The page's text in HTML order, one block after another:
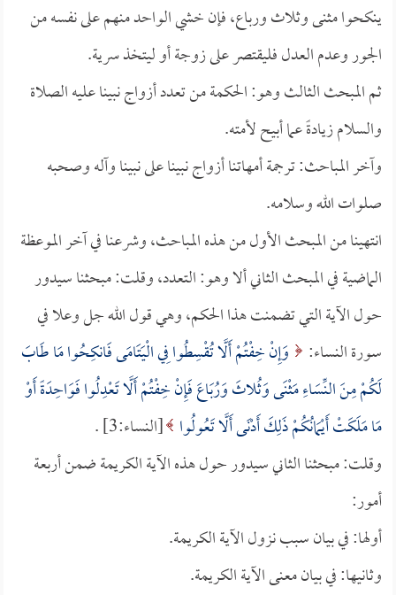
ينكحوا مثنى وثلاث ورباع، فإن خشي الواحد منهم على نفسه من
الجور وعدم العدل فليقتصر على زوجة أو ليتخذ سرية.
ثم المبحث الثالث وهو: الحكمة من تعدد أزواج نبينا عليه الصلاة
والسلام زيادةً عما أبيح لأمته.
وآخر المباحث: ترجمة أمهاتنا أزواج نبينا على نبينا وآله وصحبه
صلوات الله وسلامه.
انتهينا من المبحث الأول من هذه المباحث، وشرعنا في آخر الموعظة
الماضية في المبحث الثاني ألا وهو: التعدد، وقلت: مبحثنا سيدور
حول الآية التي تضمنت هذا الحكم، وهي قول الله جل وعلا في
سورة النساء:
وَإِنْ خِفْتُمْ أَلَّا تُقْسِطُوا فِي الْيَتَامَى فَانكِحُوا مَا طَابَ
لَكُمْ مِنَ النِّسَاءِ مَثْنَى وَثُلاثَ وَرُبَاعَ فَإِنْ خِفْتُمْ أَلَّا تَعْدِلُوا فَوَاحِدَةً أَوْ
مَا مَلَكَتْ أَيْمَانُكُمْ ذَلِكَ أَدْنَى أَلَّا تَعُولُوا [النساء:3] .
وقلت: مبحثنا الثاني سيدور حول هذه الآية الكريمة ضمن أربعة
أمور:
أولها: في بيان سبب نزول الآية الكريمة.
وثانيها: في بيان معنى الآية الكريمة.